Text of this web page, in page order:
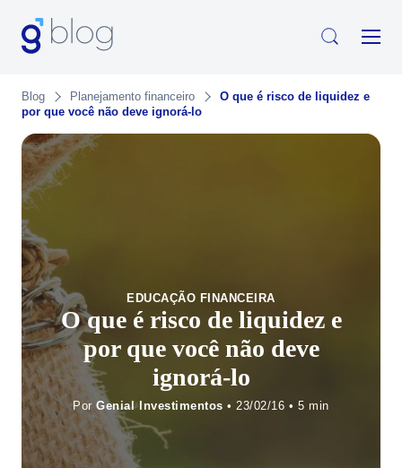
Blog Planejamento financeiro
O que é risco de liquidez e
por que você não deve ignorá-lo
EDUCAÇÃO FINANCEIRA
O que é risco de liquidez e
por que você não deve
ignorá-lo
PorGenial Investimentos • 23/02/16 •